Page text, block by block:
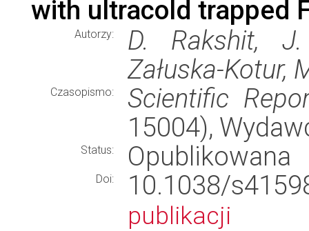
with ultracold trapped
Autorzy:
D. Rakshit,
Załuska-Kotur,
Czasopismo:
Scientific
15004),
Status: Opublikowana
Doi: 10.1038/
publikacji